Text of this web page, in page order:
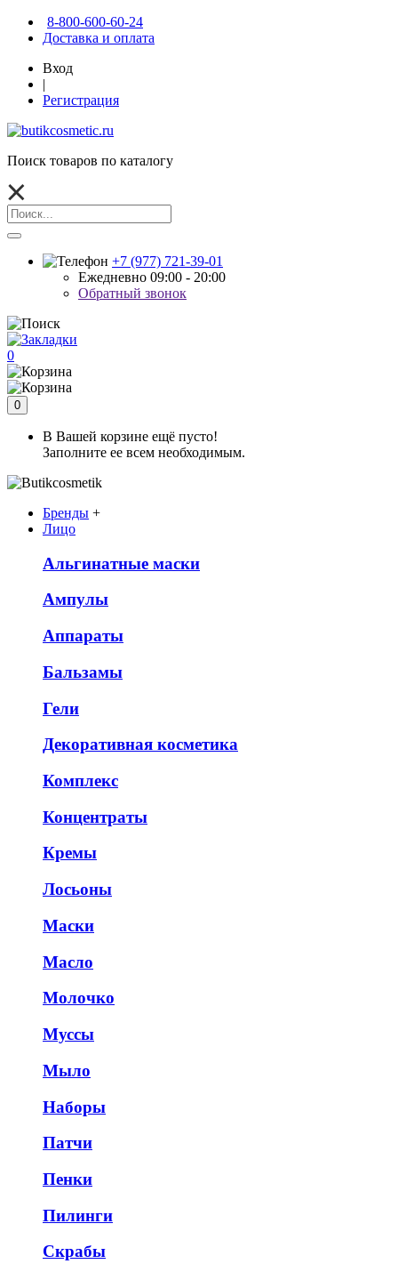
8-800-600-60-24
Доставка и оплата
Вход
|
Регистрация
Поиск товаров по каталогу
+7 (977) 721-39-01
Ежедневно 09:00 - 20:00
Обратный звонок
0
0
В Вашей корзине ещё пусто!
Заполните ее всем необходимым.
Бренды +
Лицо
Альгинатные маски
Ампулы
Аппараты
Бальзамы
Гели
Декоративная косметика
Комплекс
Концентраты
Кремы
Лосьоны
Маски
Масло
Молочко
Муссы
Мыло
Наборы
Патчи
Пенки
Пилинги
Скрабы